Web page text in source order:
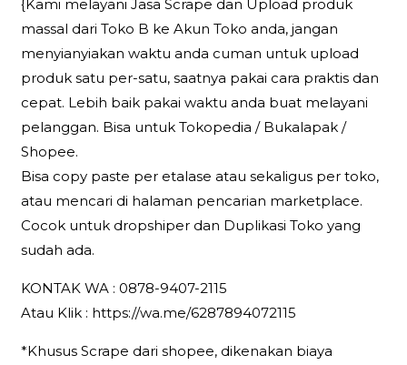
{Kami melayani Jasa Scrape dan Upload produk
massal dari Toko B ke Akun Toko anda, jangan
menyianyiakan waktu anda cuman untuk upload
produk satu per-satu, saatnya pakai cara praktis dan
cepat. Lebih baik pakai waktu anda buat melayani
pelanggan. Bisa untuk Tokopedia / Bukalapak /
Shopee.
Bisa copy paste per etalase atau sekaligus per toko,
atau mencari di halaman pencarian marketplace.
Cocok untuk dropshiper dan Duplikasi Toko yang
sudah ada.
KONTAK WA : 0878-9407-2115
Atau Klik : https://wa.me/6287894072115
*Khusus Scrape dari shopee, dikenakan biaya